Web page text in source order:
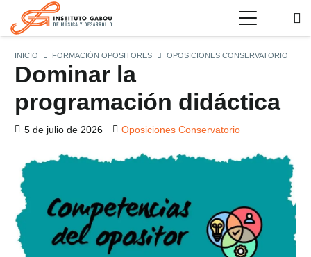
INICIO FORMACIÓN OPOSITORES OPOSICIONES CONSERVATORIO
Dominar la
programación didáctica
5 de julio de 2026 Oposiciones Conservatorio